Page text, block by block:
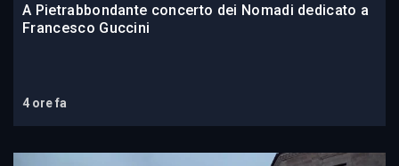
A Pietrabbondante concerto dei Nomadi dedicato a
Francesco Guccini
4 ore fa